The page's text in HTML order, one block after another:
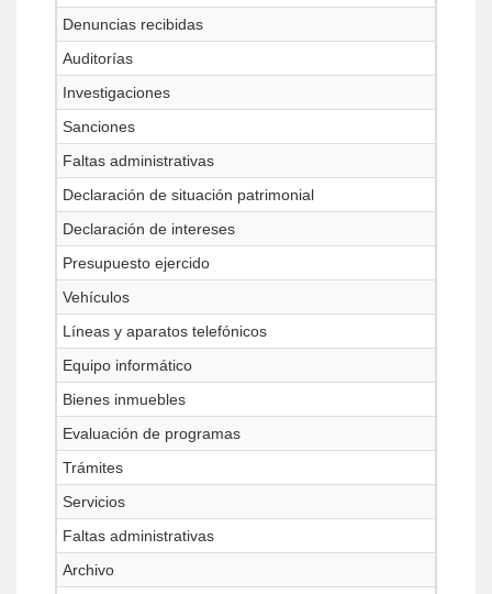
Denuncias recibidas
Auditorías
Investigaciones
Sanciones
Faltas administrativas
Declaración de situación patrimonial
Declaración de intereses
Presupuesto ejercido
Vehículos
Líneas y aparatos telefónicos
Equipo informático
Bienes inmuebles
Evaluación de programas
Trámites
Servicios
Faltas administrativas
Archivo